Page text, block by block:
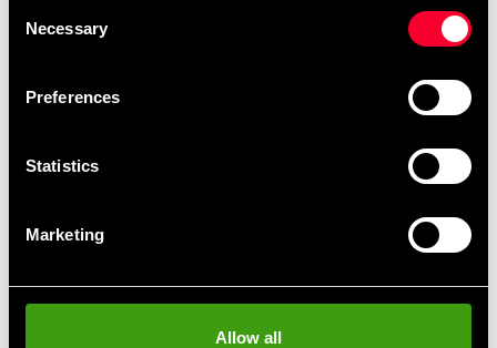
Selection
Necessary
Preferences
Statistics
Marketing
Allow all
Betal nemt, enkelt og sikkert